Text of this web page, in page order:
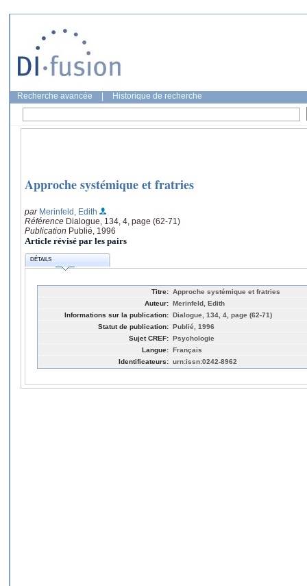
Recherche avancée Historique de recherche
Approche systémique et fratries
par Merinfeld, Edith
Référence Dialogue, 134, 4, page (62-71)
Publication Publié, 1996
Article révisé par les pairs
DÉTAILS
Titre: Approche systémique et fratries
Auteur: Merinfeld, Edith
Informations sur la publication: Dialogue, 134, 4, page (62-71)
Statut de publication: Publié, 1996
Sujet CREF: Psychologie
Langue: Français
Identificateurs: urn:issn:0242-8962